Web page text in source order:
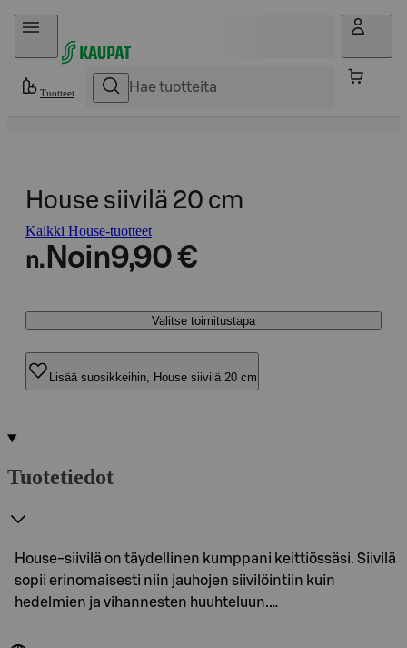
Hyppää sisältöön
Tuotteet
House siivilä 20 cm
Kaikki House-tuotteet
n. Noin9,90 €
Valitse toimitustapa
Lisää suosikkeihin, House siivilä 20 cm
Tuotetiedot
House-siivilä on täydellinen kumppani keittiössäsi. Siivilä
sopii erinomaisesti niin jauhojen siivilöintiin kuin
hedelmien ja vihannesten huuhteluun.…